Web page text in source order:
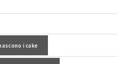
i cake